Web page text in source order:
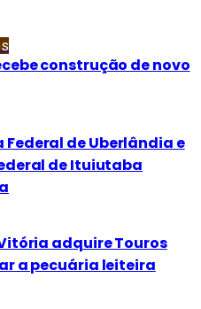
construção de novo
de Uberlândia e
de Ituiutaba
adquire Touros
a pecuária leiteira